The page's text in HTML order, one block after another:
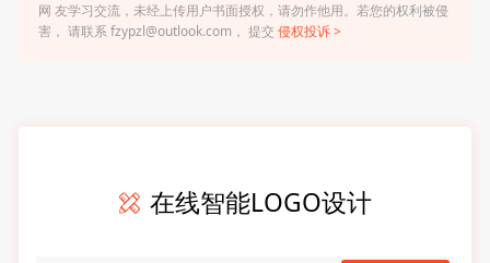
网 友学习交流，未经上传用户书面授权，请勿作他用。若您的权利被侵
害， 请联系 fzypzl@outlook.com， 提交 侵权投诉 >
在线智能LOGO设计